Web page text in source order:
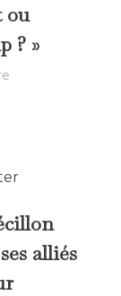
ou
? »
alliés